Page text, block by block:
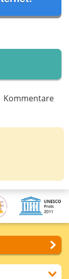
Kommentare